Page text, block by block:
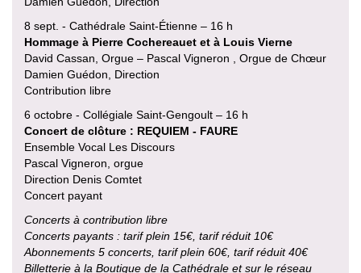
8 sept. - Cathédrale Saint-Étienne – 16 h
Hommage à Pierre Cochereauet et à Louis Vierne
David Cassan, Orgue – Pascal Vigneron , Orgue de Chœur
Damien Guédon, Direction
Contribution libre
6 octobre - Collégiale Saint-Gengoult – 16 h
Concert de clôture : REQUIEM - FAURE
Ensemble Vocal Les Discours
Pascal Vigneron, orgue
Direction Denis Comtet
Concert payant
Concerts à contribution libre
Concerts payants : tarif plein 15€, tarif réduit 10€
Abonnements 5 concerts, tarif plein 60€, tarif réduit 40€
Billetterie à la Boutique de la Cathédrale et sur le réseau